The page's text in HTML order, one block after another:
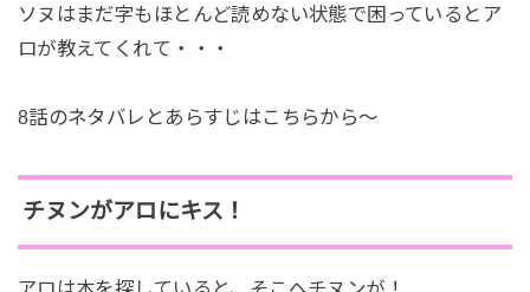
ソヌはまだ字もほとんど読めない状態で困っているとア
ロが教えてくれて・・・
8話のネタバレとあらすじはこちらから～
チヌンがアロにキス！